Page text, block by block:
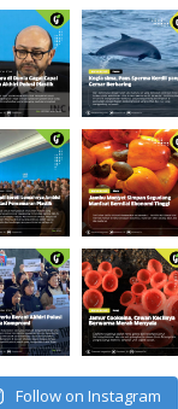
Follow on Instagram